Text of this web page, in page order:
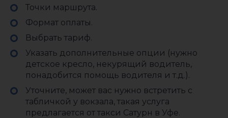
Точки маршрута.
Формат оплаты.
Выбрать тариф.
Указать дополнительные опции (нужно
детское кресло, некурящий водитель,
понадобится помощь водителя и т.д.).
Уточните, может вас нужно встретить с
табличкой у вокзала, такая услуга
предлагается от такси Сатурн в Уфе.